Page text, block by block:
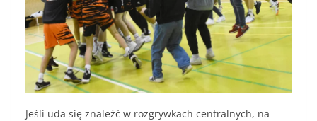
Jeśli uda się znaleźć w rozgrywkach centralnych, na